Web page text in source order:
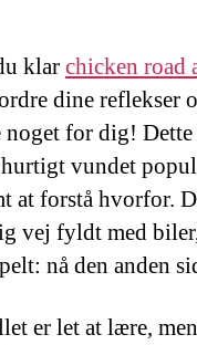
klar chicken road
dine reflekser
noget for dig!
vundet
at forstå hvorfor.
vej fyldt med
nå den anden
er let at lære,